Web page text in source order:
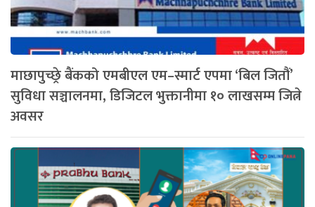
माछापुच्छ्रे बैंकको एमबीएल एम–स्मार्ट एपमा ‘बिल जितौं’
सुविधा सञ्चालनमा, डिजिटल भुक्तानीमा १० लाखसम्म जित्ने
अवसर